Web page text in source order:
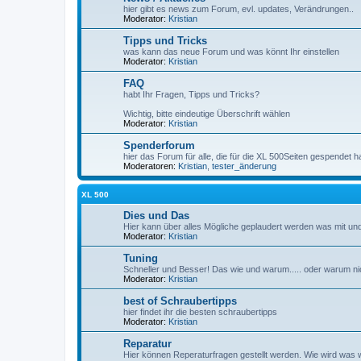
hier gibt es news zum Forum, evl. updates, Verändrungen..
Moderator: Kristian
Tipps und Tricks
was kann das neue Forum und was könnt Ihr einstellen
Moderator: Kristian
FAQ
habt Ihr Fragen, Tipps und Tricks?
Wichtig, bitte eindeutige Überschrift wählen
Moderator: Kristian
Spenderforum
hier das Forum für alle, die für die XL 500Seiten gespendet
Moderatoren: Kristian tester_änderung
XL 500
Dies und Das
Hier kann über alles Mögliche geplaudert werden was mit
Moderator: Kristian
Tuning
Schneller und Besser! Das wie und warum..... oder warum
Moderator: Kristian
best of Schraubertipps
hier findet ihr die besten schraubertipps
Moderator: Kristian
Reparatur
Hier können Reperaturfragen gestellt werden. Wie wird was